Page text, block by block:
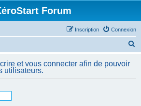
Forum
Connexion
Inscription
h
et vous connecter afin de pouvoir
utilisateurs.